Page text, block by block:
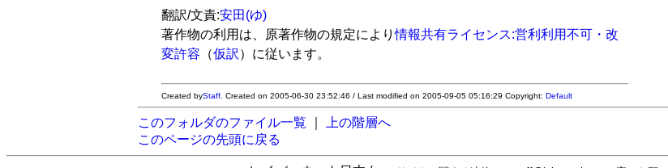
翻訳/文責:安田(ゆ)
著作物の利用は、原著作物の規定により情報共有ライセンス:営利利用不可・改
変許容 （仮訳 ）に従います。
Created byStaff . Created on 2005-06-30 23:52:46 / Last modified on 2005-09-05 05:16:29 Copyright:Default
このフォルダのファイル一覧
上の階層へ
このページの先頭に戻る